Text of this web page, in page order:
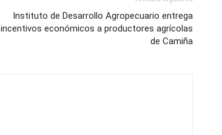
Instituto de Desarrollo Agropecuario entrega
incentivos económicos a productores agrícolas
de Camiña